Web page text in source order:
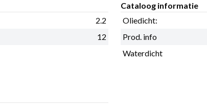
2.2
12
Cataloog informatie
Oliedicht:
Prod. info
Waterdicht